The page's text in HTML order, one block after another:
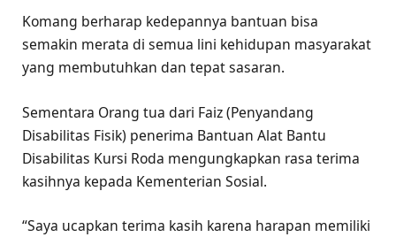
Komang berharap kedepannya bantuan bisa
semakin merata di semua lini kehidupan masyarakat
yang membutuhkan dan tepat sasaran.
Sementara Orang tua dari Faiz (Penyandang
Disabilitas Fisik) penerima Bantuan Alat Bantu
Disabilitas Kursi Roda mengungkapkan rasa terima
kasihnya kepada Kementerian Sosial.
“Saya ucapkan terima kasih karena harapan memiliki